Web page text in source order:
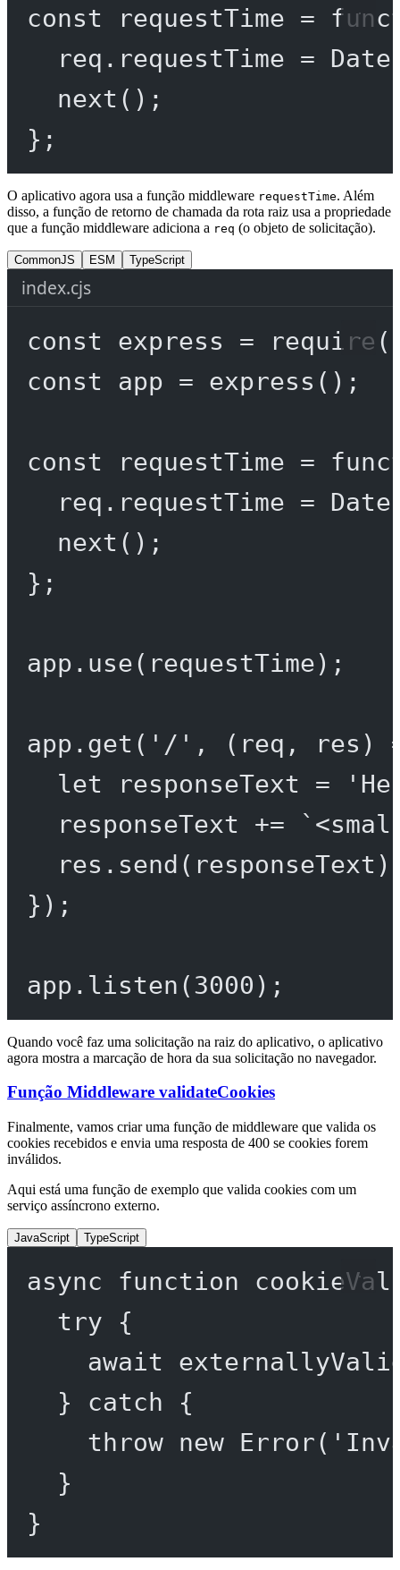
const requestTime =
req.requestTime =
next ();
};
O aplicativo agora usa a função middleware requestTime. Além
disso, a função de retorno de chamada da rota raiz usa a propriedade
que a função middleware adiciona a req (o objeto de solicitação).
CommonJS ESM TypeScript
index.cjs
const express = require (
const
app = express ();
const requestTime =
req.requestTime =
next ();
};
app. use(requestTime);
app. get ( '/' , ( req , res )
let responseText =
responseText +=
res. send
});
app. listen (3000 );
Quando você faz uma solicitação na raiz do aplicativo, o aplicativo
agora mostra a marcação de hora da sua solicitação no navegador.
Função Middleware validateCookies
Finalmente, vamos criar uma função de middleware que valida os
cookies recebidos e envia uma resposta de 400 se cookies forem
inválidos.
Aqui está uma função de exemplo que valida cookies com um
serviço assíncrono externo.
JavaScript TypeScript
async function
try {
await
} catch {
throw
new Error(
}
}